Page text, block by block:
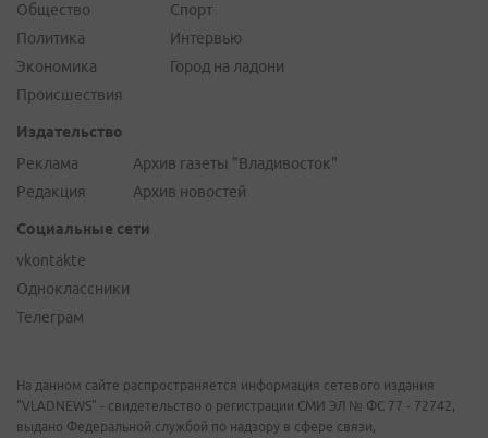
Общество
Политика
Экономика
Происшествия
Спорт
Интервью
Город на ладони
Издательство
Реклама
Редакция
Архив газеты "Владивосток"
Архив новостей
Социальные сети
vkontakte
Одноклассники
Телеграм
На данном сайте распространяется информация сетевого издания
"VLADNEWS" - свидетельство о регистрации СМИ ЭЛ № ФС 77 - 72742,
выдано Федеральной службой по надзору в сфере связи,